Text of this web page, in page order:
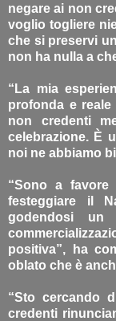
negare ai non
voglio togliere
che si preservi
non ha nulla a
“La mia
profonda e reale
non credenti
celebrazione. È
noi ne abbiamo
“Sono a
festeggiare il
godendosi
positiva”, ha
oblato che è
“Sto cercando
credenti